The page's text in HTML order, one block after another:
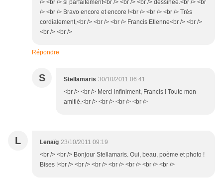
/> <br /> si parfaitement<br /> <br /> <br /> dessinée.<br /> <br
/> <br /> Bravo encore et encore !<br /> <br /> <br /> Très
cordialement,<br /> <br /> <br /> Francis Etienne<br /> <br />
<br /> <br />
Répondre
S Stellamaris 30/10/2011 06:41
<br /> <br /> Merci infiniment, Francis ! Toute mon
amitié.<br /> <br /> <br /> <br />
L Lenaïg 23/10/2011 09:19
<br /> <br /> Bonjour Stellamaris. Oui, beau, poème et photo !
Bises !<br /> <br /> <br /> <br /> <br /> <br /> <br />